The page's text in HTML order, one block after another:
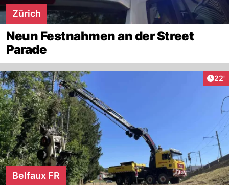
Zürich
Neun Festnahmen an der Street
Parade
22'
Belfaux FR